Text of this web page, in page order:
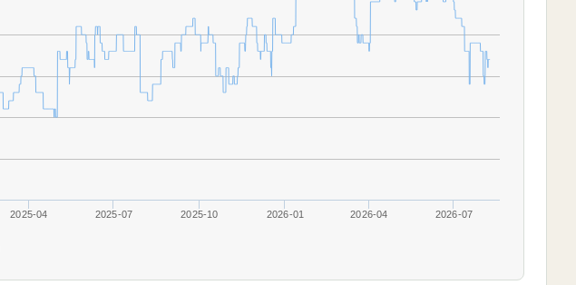
2025-04 2025-07 2025-10 2026-01 2026-04 2026-07